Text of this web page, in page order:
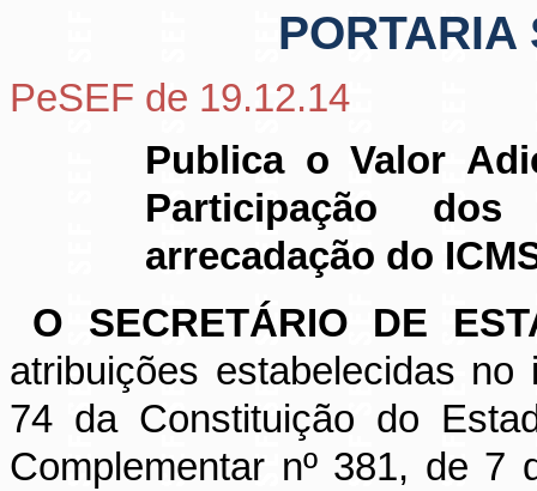
PORTARIA
PeSEF de 19.12.14
Publica o Valor
Participação
arrecadação do
O SECRETÁRIO DE
atribuições estabelecidas
74 da Constituição do
Complementar nº 381, de 7